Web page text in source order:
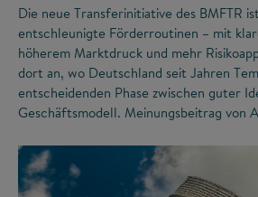
Die neue Transferinitiative des BMFTR
entschleunigte Förderroutinen – mit
höherem Marktdruck und mehr
dort an, wo Deutschland seit Jahren
entscheidenden Phase zwischen guter
Geschäftsmodell. Meinungsbeitrag von